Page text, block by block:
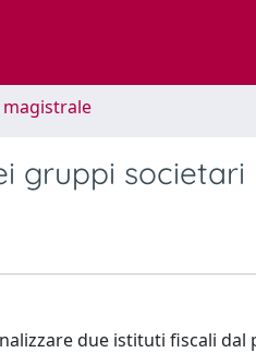
magistrale
gruppi societari
due istituti fiscali